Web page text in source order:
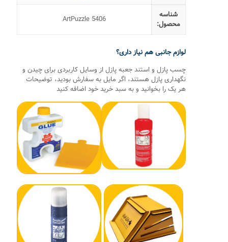
شناسه
محصول:
ArtPuzzle 5406
لوازم جانبی هم نیاز داری؟
چسب پازل و استند جعبه پازل از وسایل کاربردی برای چیدن و
نگهداری پازل هستند، اگر مایل به سفارش بودید، توضیحات
هر یک را بخوانید و به سبد خرید خود اضافه کنید